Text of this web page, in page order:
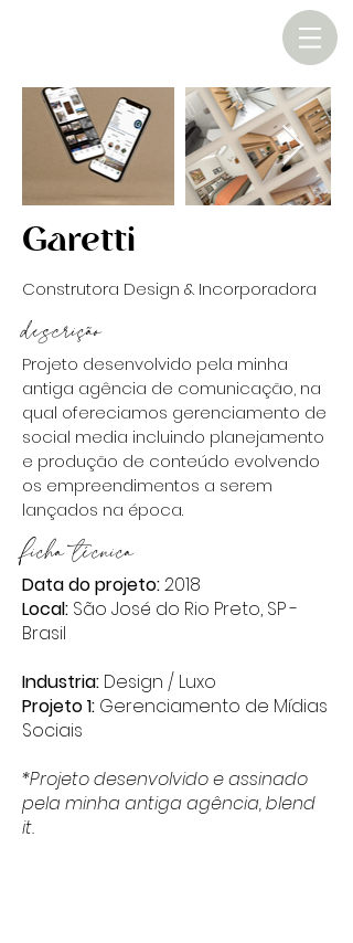
Garetti
Construtora Design & Incorporadora
descrição
Projeto desenvolvido pela minha
antiga agência de comunicação, na
qual ofereciamos gerenciamento de
social media incluindo planejamento
e produção de conteúdo evolvendo
os empreendimentos a serem
lançados na época.
ficha técnica
Data do projeto:2018
Local: São José do Rio Preto, SP -
Brasil
Industria: Design / Luxo
Projeto 1: Gerenciamento de Mídias
Sociais
*Projeto desenvolvido e assinado
pela minha antiga agência, blend
it.